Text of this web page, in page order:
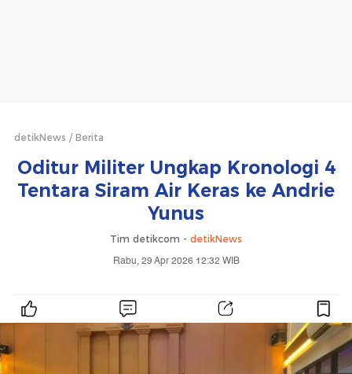
detikNews Berita
Oditur Militer Ungkap Kronologi 4
Tentara Siram Air Keras ke Andrie
Yunus
Tim detikcom - detikNews
Rabu, 29 Apr 2026 12:32 WIB